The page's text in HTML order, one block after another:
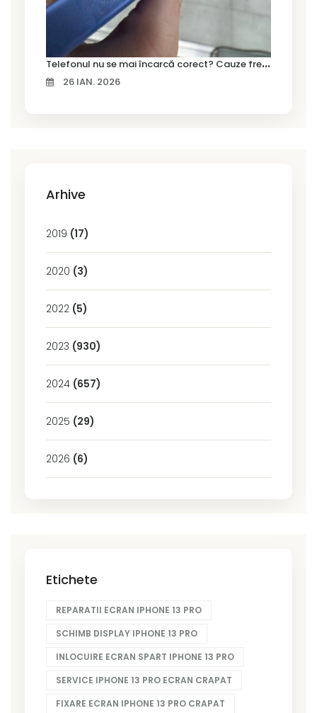
T
elefonul nu se mai încarcă corect? Cauze frecvente și soluții la service în Timișoara
26 IAN. 2026
Arhive
2019 (17)
2020 (3)
2022 (5)
2023 (930)
2024 (657)
2025 (29)
2026 (6)
Etichete
REPARATII ECRAN IPHONE 13 PRO
SCHIMB DISPLAY IPHONE 13 PRO
INLOCUIRE ECRAN SPART IPHONE 13 PRO
SERVICE IPHONE 13 PRO ECRAN CRAPAT
FIXARE ECRAN IPHONE 13 PRO CRAPAT